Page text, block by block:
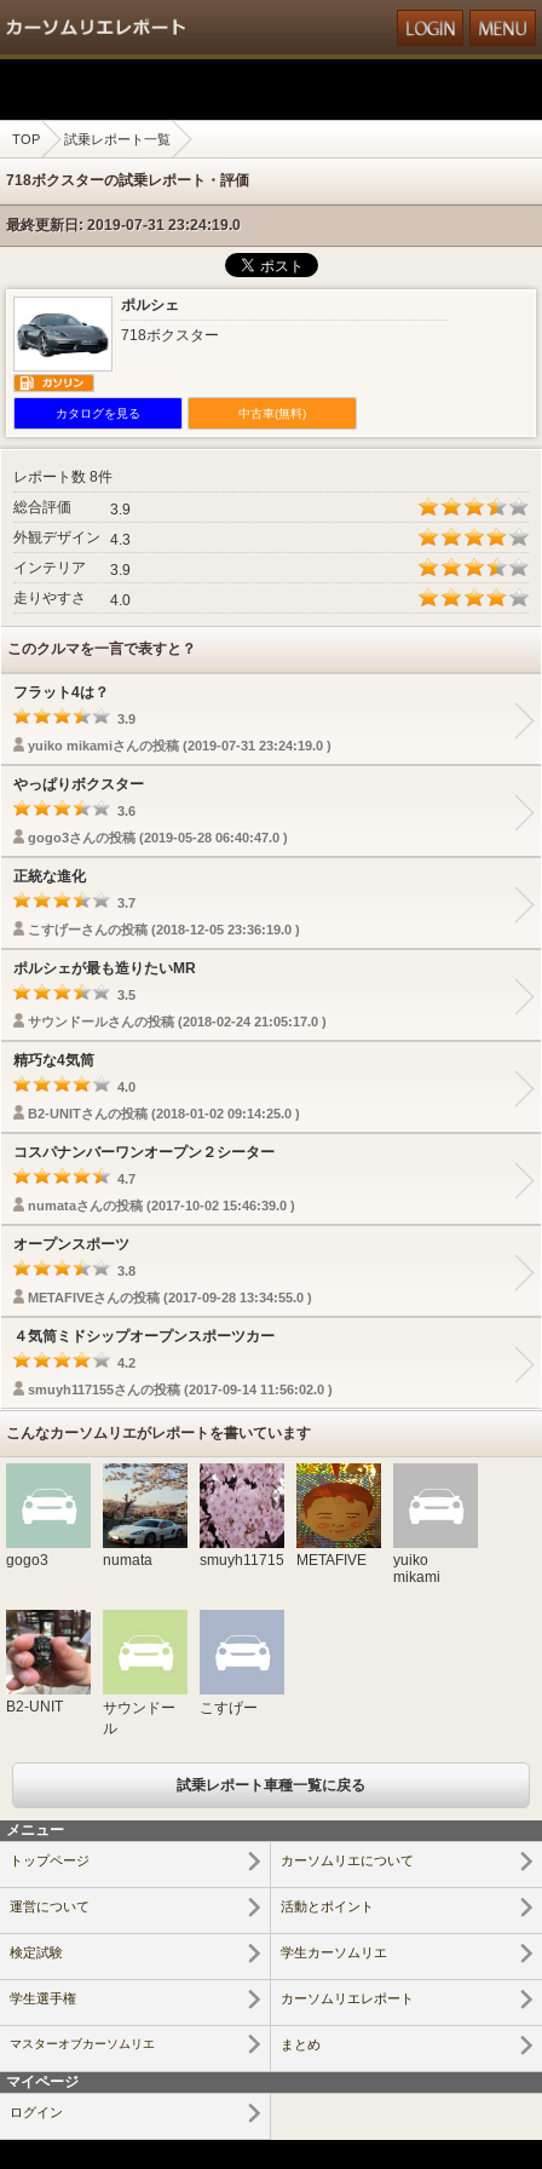
TOP 試乗レポート一覧
718ボクスターの試乗レポート・評価
最終更新日: 2019-07-31 23:24:19.0
ポルシェ
718ボクスター
カタログを見る 中古車(無料)
レポート数 8件
総合評価
3.9
外観デザイン
4.3
インテリア
3.9
走りやすさ
4.0
このクルマを一言で表すと？
フラット4は？
3.9
yuiko mikamiさんの投稿 (2019-07-31 23:24:19.0 )
やっぱりボクスター
3.6
gogo3さんの投稿 (2019-05-28 06:40:47.0 )
正統な進化
3.7
こすげーさんの投稿 (2018-12-05 23:36:19.0 )
ポルシェが最も造りたいMR
3.5
サウンドールさんの投稿 (2018-02-24 21:05:17.0 )
精巧な4気筒
4.0
B2-UNITさんの投稿 (2018-01-02 09:14:25.0 )
コスパナンバーワンオープン２シーター
4.7
numataさんの投稿 (2017-10-02 15:46:39.0 )
オープンスポーツ
3.8
METAFIVEさんの投稿 (2017-09-28 13:34:55.0 )
４気筒ミドシップオープンスポーツカー
4.2
smuyh117155さんの投稿 (2017-09-14 11:56:02.0 )
こんなカーソムリエがレポートを書いています
gogo3 numata smuyh117155 METAFIVE
yuiko
mikami
B2-UNIT
サウンドー
ル
こすげー
試乗レポート車種一覧に戻る
メニュー
トップページ カーソムリエについて
運営について 活動とポイント
検定試験 学生カーソムリエ
学生選手権 カーソムリエレポート
マスターオブカーソムリエ まとめ
マイページ
ログイン